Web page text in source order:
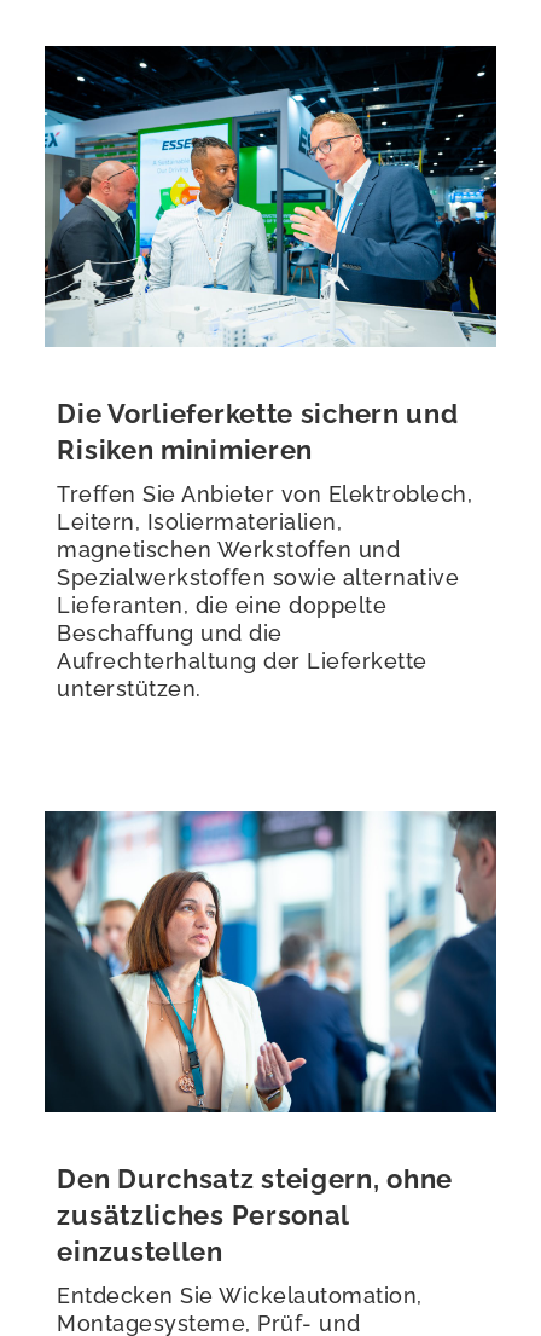
Die Vorlieferkette sichern und
Risiken minimieren
Treffen Sie Anbieter von Elektroblech,
Leitern, Isoliermaterialien,
magnetischen Werkstoffen und
Spezialwerkstoffen sowie alternative
Lieferanten, die eine doppelte
Beschaffung und die
Aufrechterhaltung der Lieferkette
unterstützen.
Den Durchsatz steigern, ohne
zusätzliches Personal
einzustellen
Entdecken Sie Wickelautomation,
Montagesysteme, Prüf- und